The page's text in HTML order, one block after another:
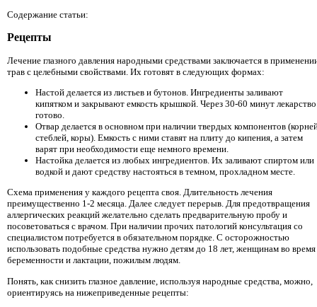
Содержание статьи:
Рецепты
Лечение глазного давления народными средствами заключается в
трав с целебными свойствами. Их готовят в следующих формах:
Настой делается из листьев и бутонов. Ингредиенты заливают
кипятком и закрывают емкость крышкой. Через 30-60 минут лекарство
готово.
Отвар делается в основном при наличии твердых компонентов
стеблей, коры). Емкость с ними ставят на плиту до кипения, а затем
варят при необходимости еще немного времени.
Настойка делается из любых ингредиентов. Их заливают спиртом или
водкой и дают средству настояться в темном, прохладном месте.
Схема применения у каждого рецепта своя. Длительность лечения
преимущественно 1-2 месяца. Далее следует перерыв. Для предотвращения
аллергических реакций желательно сделать предварительную пробу и
посоветоваться с врачом. При наличии прочих патологий консультация со
специалистом потребуется в обязательном порядке. С осторожностью
использовать подобные средства нужно детям до 18 лет, женщинам во время
беременности и лактации, пожилым людям.
Понять, как снизить глазное давление, используя народные средства, можно,
ориентируясь на нижеприведенные рецепты: